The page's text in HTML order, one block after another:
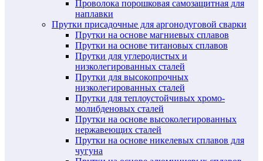
Проволока порошковая самозащитная для
наплавки
Прутки присадочные для аргонодуговой сварки
Прутки на основе магниевых сплавов
Прутки на основе титановых сплавов
Прутки для углеродистых и
низколегированных сталей
Прутки для высокопрочных
низколегированных сталей
Прутки для теплоустойчивых хромо-
молибденовых сталей
Прутки на основе высоколегированных
нержавеющих сталей
Прутки на основе никелевых сплавов для
чугуна